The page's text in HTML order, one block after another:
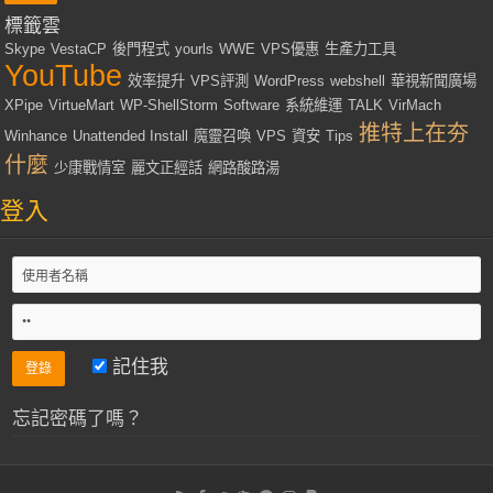
標籤雲
Skype VestaCP 後門程式 yourls WWE VPS優惠 生產力工具
YouTube 效率提升 VPS評測 WordPress webshell
華視新聞廣場
XPipe VirtueMart WP-ShellStorm Software 系統維運 TALK VirMach
Winhance Unattended Install 魔靈召喚 VPS 資安 Tips 推特上在夯
什麼 少康戰情室 麗文正經話 網路酸路湯
登入
記住我
忘記密碼了嗎？